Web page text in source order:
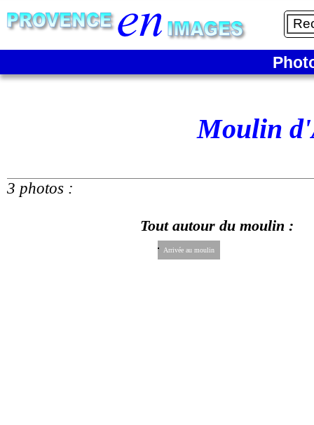
Moulin
3 photos :
Tout autour du moulin :
Arrivée au moulin